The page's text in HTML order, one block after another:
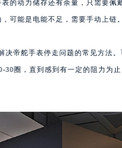
的动力储存还有余量，只需要佩
可能是电能不足，需要手动上链。
决帝舵手表停走问题的常见方法
30圈，直到感到有一定的阻力为